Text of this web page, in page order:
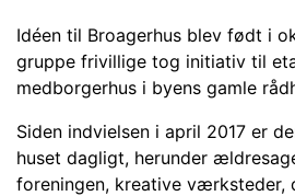
Idéen til Broagerhus blev født i
gruppe frivillige tog initiativ til
medborgerhus i byens gamle
Siden indvielsen i april 2017 er
huset dagligt, herunder
foreningen, kreative værksteder,